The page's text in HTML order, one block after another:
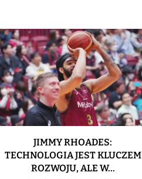
JIMMY RHOADES:
TECHNOLOGIA JEST KLUCZEM
ROZWOJU, ALE W...